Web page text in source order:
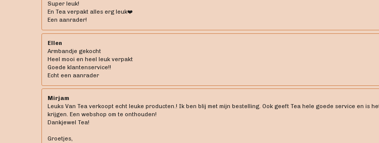
Super leuk!
En Tea verpakt alles erg leuk❤️
Een aanrader!
Ellen
Armbandje gekocht
Heel mooi en heel leuk verpakt
Goede klantenservice!!
Echt een aanrader
Mirjam
Leuks Van Tea verkoopt echt leuke producten.! Ik ben blij met mijn bestelling. Ook geeft Tea hele goede service en is
krijgen. Een webshop om te onthouden!
Dankjewel Tea!
Groetjes,